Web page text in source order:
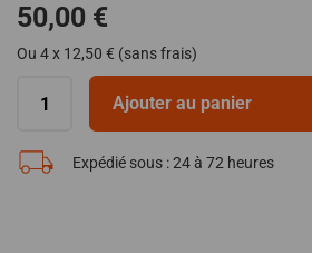
d’images
50,00 €
Ou 4 x 12,50 € (sans frais)
Ajouter au panier
Expédié sous :24 à 72 heures